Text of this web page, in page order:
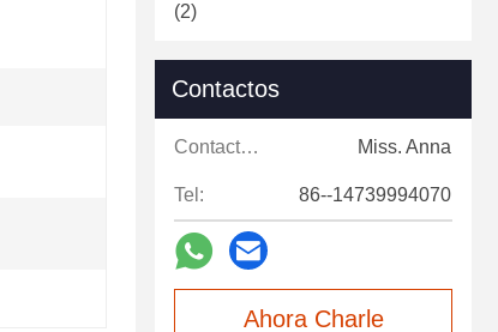
(2)
Contactos
Contactos: Miss. Anna
Tel: 86--14739994070
Ahora Charle